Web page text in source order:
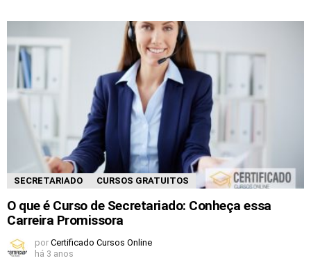
SECRETARIADO CURSOS GRATUITOS
O que é Curso de Secretariado: Conheça essa
Carreira Promissora
por Certificado Cursos Online
há 3 anos